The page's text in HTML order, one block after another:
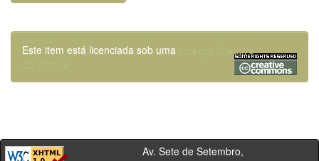
Este item está licenciada sob uma
Licença Creative
Commons
Av. Sete de Setembro,